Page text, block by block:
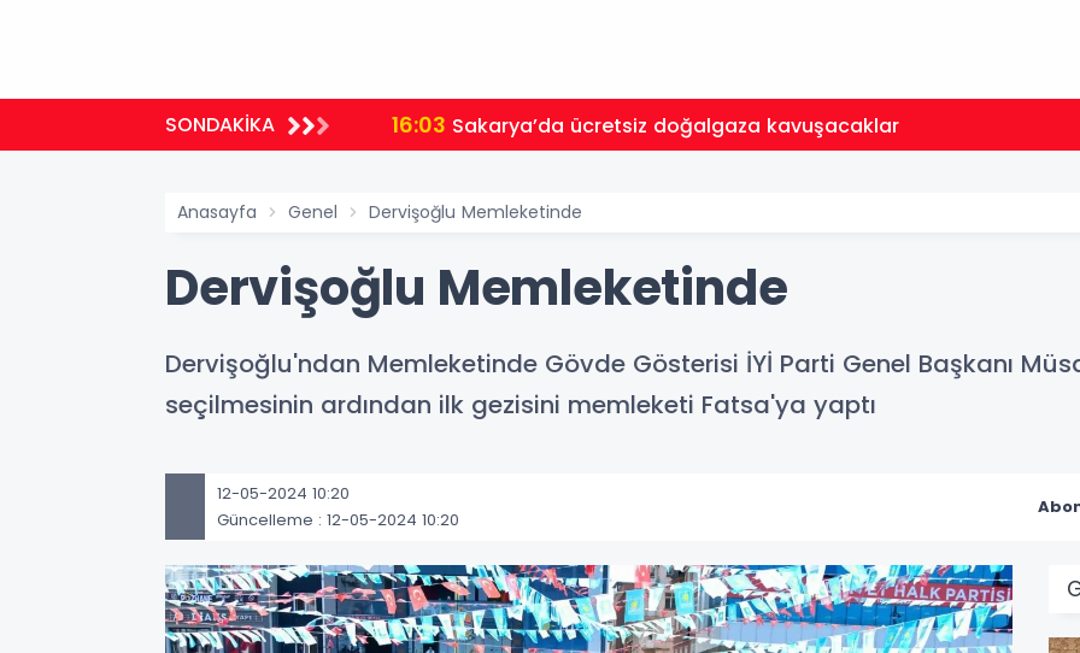
SONDAKİKA 16:03 Sakarya’da ücretsiz doğalgaza kavuşacaklar
Anasayfa Genel Dervişoğlu Memleketinde
Dervişoğlu Memleketinde
Dervişoğlu'ndan Memleketinde Gövde Gösterisi İYİ Parti Genel Başkanı
seçilmesinin ardından ilk gezisini memleketi Fatsa'ya yaptı
12-05-2024 10:20
Güncelleme : 12-05-2024 10:20